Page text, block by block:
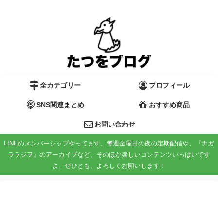
全カテゴリー プロフィール
SNS関連まとめ おすすめ商品
お問い合わせ
LINEのメンバーシップやってます。毎週金曜日の夜の定期配信や、『ナガ
ララジヲ』のアーカイブなど、そのほか楽しいコンテンツいっぱいです
よ。ぜひとも、よろしくお願いします！